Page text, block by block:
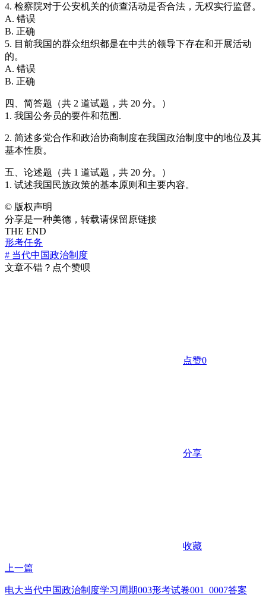
4. 检察院对于公安机关的侦查活动是否合法，无权实行监督。
A. 错误
B. 正确
5. 目前我国的群众组织都是在中共的领导下存在和开展活动
的。
A. 错误
B. 正确
四、简答题（共 2 道试题，共 20 分。）
1. 我国公务员的要件和范围.
2. 简述多党合作和政治协商制度在我国政治制度中的地位及其
基本性质。
五、论述题（共 1 道试题，共 20 分。）
1. 试述我国民族政策的基本原则和主要内容。
© 版权声明
分享是一种美德，转载请保留原链接
THE END
形考任务
# 当代中国政治制度
文章不错？点个赞呗
点赞0
分享
收藏
上一篇
电大当代中国政治制度学习周期003形考试卷001_0007答案